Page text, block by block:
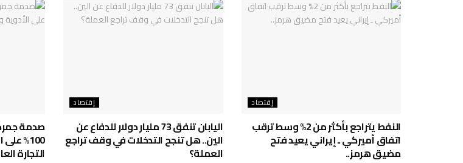
إقتصاد
النفط يتراجع بأكثر من 2% وسط ترقب
اتفاق أميركي ـ إيراني يعيد فتح
مضيق هرمز..
إقتصاد
اليابان تنفق 73 مليار دولار للدفاع عن
الين.. هل تنجح التدخلات في وقف تراجع
العملة؟
صدمة
100%
التجارة